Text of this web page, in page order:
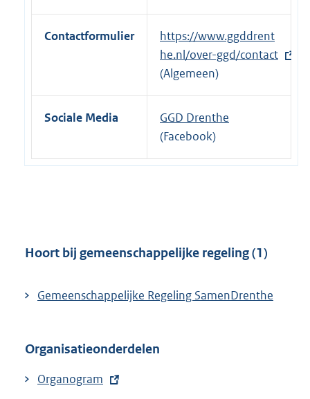
l
i
n
k
:
Contactformulier
E
x
t
e
r
n
l
https://www.ggddrent
he.nl/over-ggd/contact
(Algemeen)
Sociale Media
GGD Drenthe
(Facebook)
Hoort bij gemeenschappelijke regeling (1)
Gemeenschappelijke Regeling SamenDrenthe
Organisatieonderdelen
E
Organogram